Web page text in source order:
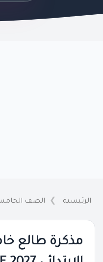
الرئيسية الصف الخامس
مذكرة طالع